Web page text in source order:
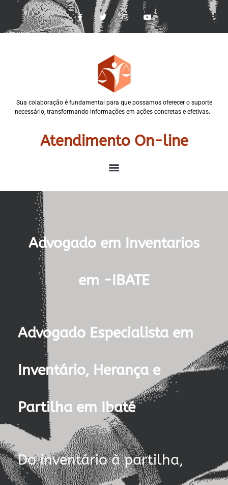
Sua colaboração é fundamental para que possamos oferecer o suporte
necessário, transformando informações em ações concretas e efetivas.
Atendimento On-line
Advogado em Inventarios
em -IBATE
Advogado Especialista em
Inventário, Herança e
Partilha em Ibaté
Do inventário à partilha,